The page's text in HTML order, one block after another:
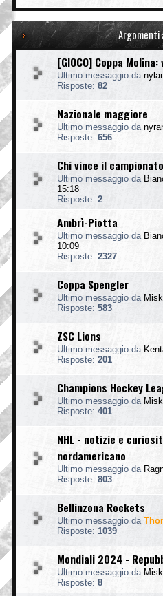
[GIOCO] Coppa
Ultimo messaggio da
Risposte: 82
Nazionale maggiore
Ultimo messaggio da
Risposte: 656
Chi vince il
Ultimo messaggio da
15:18
Risposte: 2
Ambrì-Piotta
Ultimo messaggio da
10:09
Risposte: 2327
Coppa Spengler
Ultimo messaggio da
Risposte: 583
ZSC Lions
Ultimo messaggio da
Risposte: 201
Champions Hockey
Ultimo messaggio da
Risposte: 401
NHL - notizie e
nordamericano
Ultimo messaggio da
Risposte: 803
Bellinzona Rockets
Ultimo messaggio da
Risposte: 1039
Mondiali 2024 -
Ultimo messaggio da
Risposte: 8